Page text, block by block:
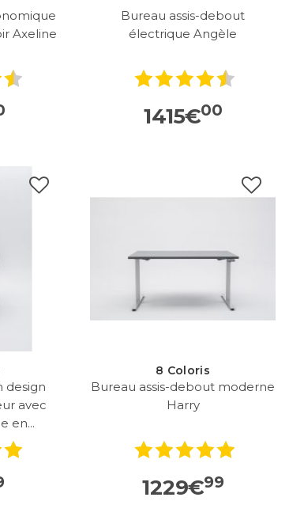
Axeline
Bureau assis-debout
électrique Angèle
1415€00
design
avec
en...
8 Coloris
Bureau assis-debout moderne
Harry
1229€99